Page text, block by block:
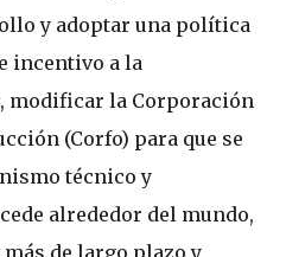
y adoptar una política
incentivo a la
modificar la Corporación
(Corfo) para que se
técnico y
alrededor del mundo,
de largo plazo y